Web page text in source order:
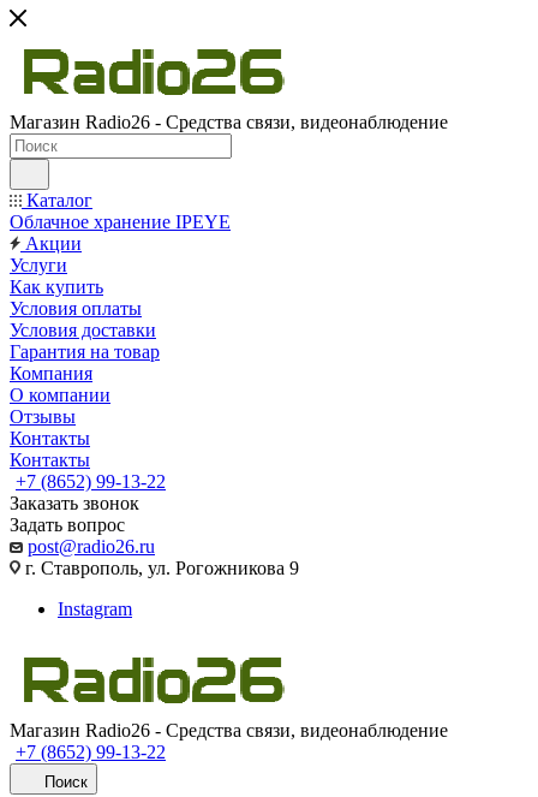
Магазин Radio26 - Средства связи, видеонаблюдение
Каталог
Облачное хранение IPEYE
Акции
Услуги
Как купить
Условия оплаты
Условия доставки
Гарантия на товар
Компания
О компании
Отзывы
Контакты
Контакты
+7 (8652) 99-13-22
Заказать звонок
Задать вопрос
post@radio26.ru
г. Ставрополь, ул. Рогожникова 9
Instagram
Магазин Radio26 - Средства связи, видеонаблюдение
+7 (8652) 99-13-22
Поиск